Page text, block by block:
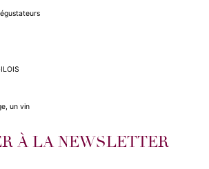
un vin
À LA NEWSLETTER